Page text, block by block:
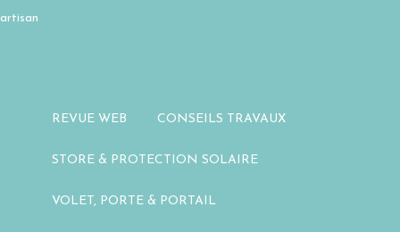
artisan
REVUE WEB CONSEILS TRAVAUX
STORE & PROTECTION SOLAIRE
VOLET, PORTE & PORTAIL